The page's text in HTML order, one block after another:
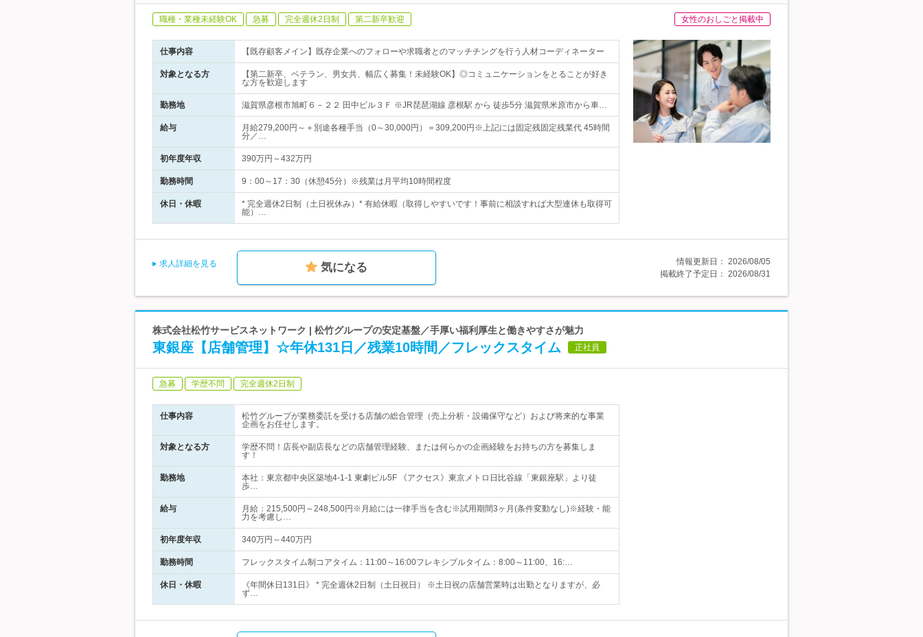
職種・業種未経験OK 急募 完全週休2日制 第二新卒歓迎 女性のおしごと掲載中
仕事内容 【既存顧客メイン】既存企業へのフォローや求職者とのマッチチングを行う人材コーディネーター
対象となる方
【第二新卒、ベテラン、男女共、幅広く募集！未経験OK】◎コミュニケーションをとることが好き
な方を歓迎します
勤務地 滋賀県彦根市旭町６－２２ 田中ビル３Ｆ ※JR琵琶湖線 彦根駅 から 徒歩5分 滋賀県米原市から車…
給与
月給279,200円～＋別途各種手当（0～30,000円）＝309,200円※上記には固定残固定残業代 45時間
分／…
初年度年収 390万円～432万円
勤務時間 9：00～17：30（休憩45分）※残業は月平均10時間程度
休日・休暇
* 完全週休2日制（土日祝休み）* 有給休暇（取得しやすいです！事前に相談すれば大型連休も取得可
能）…
求人詳細を見る 気になる 情報更新日： 2026/08/05
掲載終了予定日： 2026/08/31
株式会社松竹サービスネットワーク | 松竹グループの安定基盤／手厚い福利厚生と働きやすさが魅力
東銀座【店舗管理】☆年休131日／残業10時間／フレックスタイム 正社員
急募 学歴不問 完全週休2日制
仕事内容
松竹グループが業務委託を受ける店舗の総合管理（売上分析・設備保守など）および将来的な事業
企画をお任せします。
対象となる方
学歴不問！店長や副店長などの店舗管理経験、または何らかの企画経験をお持ちの方を募集しま
す！
勤務地
本社：東京都中央区築地4-1-1 東劇ビル5F 《アクセス》東京メトロ日比谷線「東銀座駅」より徒
歩…
給与
月給：215,500円～248,500円※月給には一律手当を含む※試用期間3ヶ月(条件変動なし)※経験・能
力を考慮し…
初年度年収 340万円～440万円
勤務時間 フレックスタイム制コアタイム：11:00～16:00フレキシブルタイム：8:00～11:00、16:…
休日・休暇
《年間休日131日》 * 完全週休2日制（土日祝日） ※土日祝の店舗営業時は出勤となりますが、必
ず…